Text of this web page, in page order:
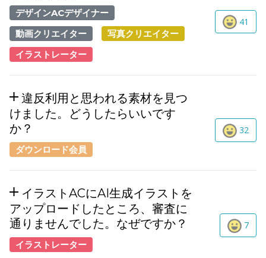
デザインACデザイナー
動画クリエイター
写真クリエイター
イラストレーター
41
違反利用と思われる素材を見つ
けました。どうしたらいいです
か？
ダウンロード会員
32
イラストACにAI生成イラストを
アップロードしたところ、審査に
通りませんでした。なぜですか？
イラストレーター
7